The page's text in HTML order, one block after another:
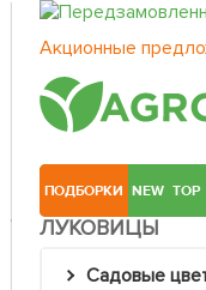
Акционные
ПОДБОРКИ NEW TOP
ЛУКОВИЦЫ
Садовые